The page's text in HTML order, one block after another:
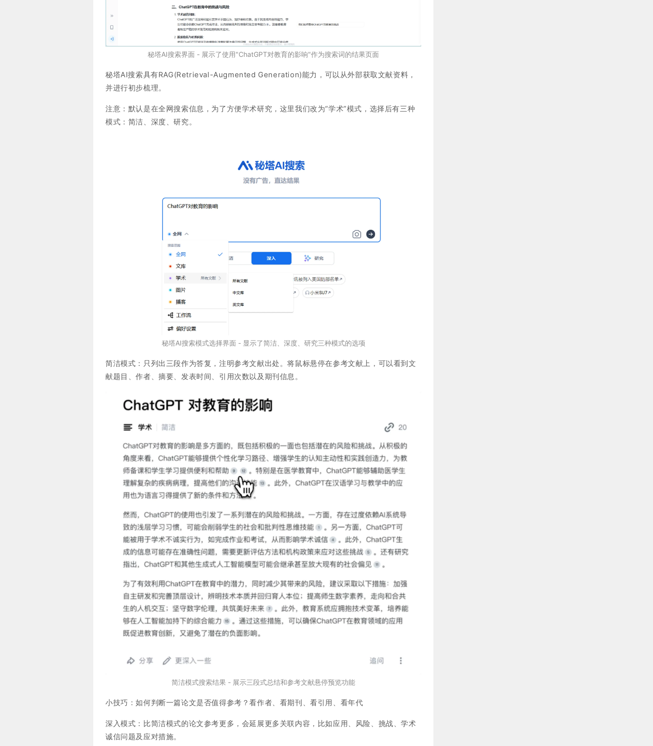
秘塔AI搜索界面 - 展示了使用"ChatGPT对教育的影响"作为搜索词的结果页面
秘塔AI搜索具有RAG(Retrieval-Augmented Generation)能力，可以从外部获取文献资料，
并进行初步梳理。
注意：默认是在全网搜索信息，为了方便学术研究，这里我们改为“学术”模式，选择后有三种
模式：简洁、深度、研究。
秘塔AI搜索模式选择界面 - 显示了简洁、深度、研究三种模式的选项
简洁模式：只列出三段作为答复，注明参考文献出处。将鼠标悬停在参考文献上，可以看到文
献题目、作者、摘要、发表时间、引用次数以及期刊信息。
简洁模式搜索结果 - 展示三段式总结和参考文献悬停预览功能
小技巧：如何判断一篇论文是否值得参考？看作者、看期刊、看引用、看年代
深入模式：比简洁模式的论文参考更多，会延展更多关联内容，比如应用、风险、挑战、学术
诚信问题及应对措施。